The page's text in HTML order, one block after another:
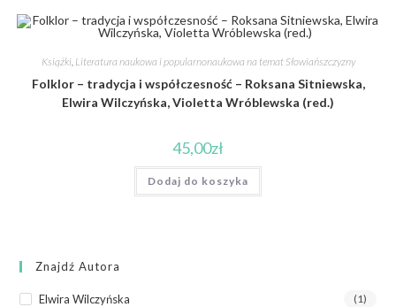
Książki, Literatura naukowa i popularnonaukowa na temat Słowiańszczyzny
Folklor – tradycja i współczesność – Roksana Sitniewska,
Elwira Wilczyńska, Violetta Wróblewska (red.)
45,00zł
Dodaj do koszyka
Znajdź Autora
Elwira Wilczyńska (1)